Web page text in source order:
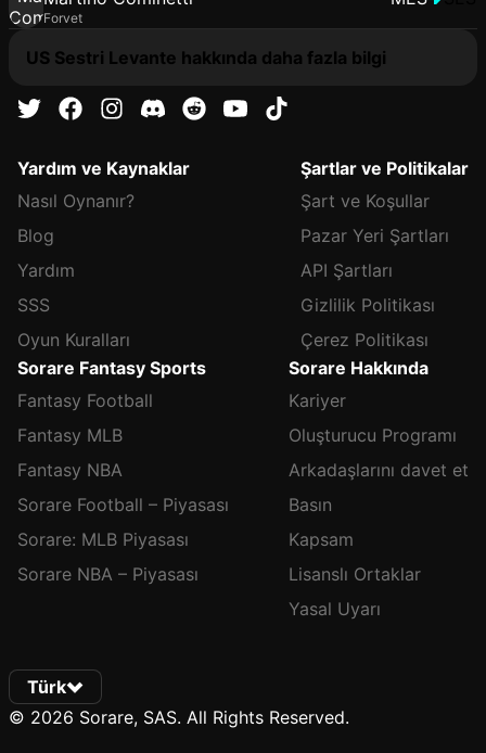
Forvet
US Sestri Levante hakkında daha fazla bilgi
Yardım ve Kaynaklar
Nasıl Oynanır?
Blog
Yardım
SSS
Oyun Kuralları
Şartlar ve Politikalar
Şart ve Koşullar
Pazar Yeri Şartları
API Şartları
Gizlilik Politikası
Çerez Politikası
Sorare Fantasy Sports
Fantasy Football
Fantasy MLB
Fantasy NBA
Sorare Football – Piyasası
Sorare: MLB Piyasası
Sorare NBA – Piyasası
Sorare Hakkında
Kariyer
Oluşturucu Programı
Arkadaşlarını davet et
Basın
Kapsam
Lisanslı Ortaklar
Yasal Uyarı
Türk
© 2026 Sorare, SAS. All Rights Reserved.